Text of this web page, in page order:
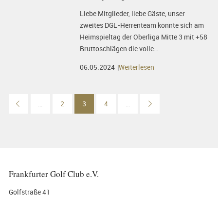
Liebe Mitglieder, liebe Gäste, unser
zweites DGL-Herrenteam konnte sich am
Heimspieltag der Oberliga Mitte 3 mit +58
Bruttoschlägen die volle…
06.05.2024 Weiterlesen
2 3 4
Frankfurter Golf Club e.V.
Golfstraße 41